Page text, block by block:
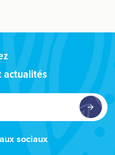
actualités
sociaux